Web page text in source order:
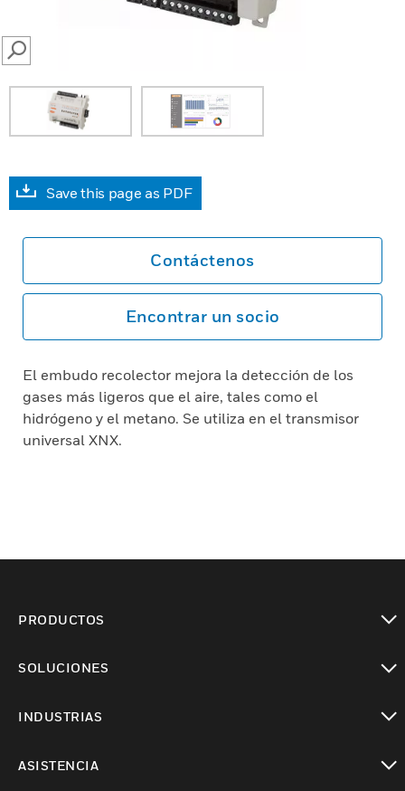
SEARCH
Save this page as PDF
Contáctenos
Encontrar un socio
El embudo recolector mejora la detección de los
gases más ligeros que el aire, tales como el
hidrógeno y el metano. Se utiliza en el transmisor
universal XNX.
PRODUCTOS
SOLUCIONES
INDUSTRIAS
ASISTENCIA